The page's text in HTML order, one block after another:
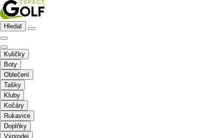
Hledat
Kuličky
Boty
Oblečení
Tašky
Kluby
Kočáry
Rukavice
Doplňky
Výprodej